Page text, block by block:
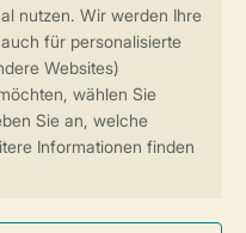
Privatsphäre